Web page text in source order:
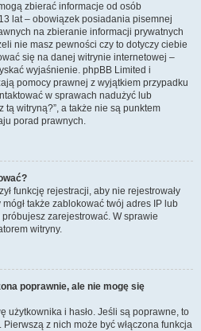
zbierać informacje od osób
lat – obowiązek posiadania pisemnej
na zbieranie informacji prywatnych
nie masz pewności czy to dotyczy ciebie
się na danej witrynie internetowej –
wyjaśnienie. phpBB Limited i
pomocy prawnej z wyjątkiem przypadku
w sprawach nadużyć lub
witryną?”, a także nie są punktem
porad prawnych.
funkcję rejestracji, aby nie rejestrowały
także zablokować twój adres IP lub
zarejestrować. W sprawie
witryny.
poprawnie, ale nie mogę się
użytkownika i hasło. Jeśli są poprawne, to
z nich może być włączona funkcja